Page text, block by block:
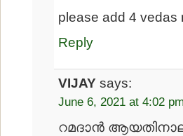
please add 4 vedas
Reply
VIJAY says:
June 6, 2021 at 4:02 pm
റമദാന്‍